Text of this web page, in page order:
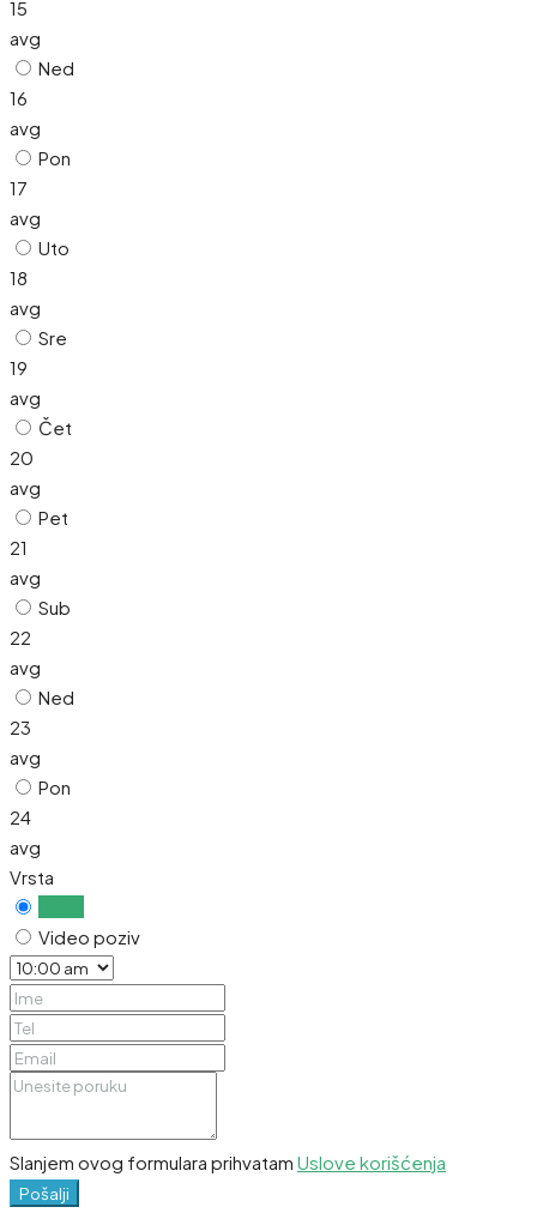
15
avg
Ned
16
avg
Pon
17
avg
Uto
18
avg
Sre
19
avg
Čet
20
avg
Pet
21
avg
Sub
22
avg
Ned
23
avg
Pon
24
avg
Vrsta
Video poziv
Slanjem ovog formulara prihvatam Uslove korišćenja
Pošalji